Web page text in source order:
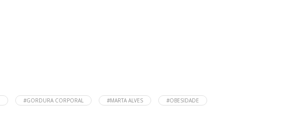
#GORDURA CORPORAL #MARTA ALVES
#OBESIDADE